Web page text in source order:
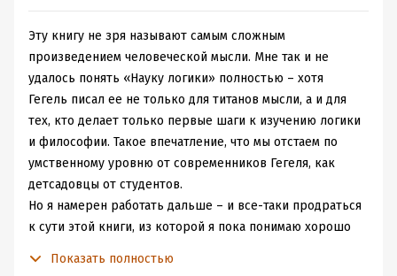
перехода от бытия-в-себе к бытию-для-иного и другим
аспектам, в свое время вызывавшим глубочайший
интерес как у ученых – последователей Гегеля,
создавших целое направление философии, как и у
классиков марксизма-ленинизма, многое
почерпнувших в выстроенной Гегелем философской
системе.
Фактически эта книга стала первой, где были
систематизированы понятия и аспекты существования
человеческого сознания, выстроена вся схема бытия,
категорий. Логическая идея развивается в книге до
Эту книгу не зря называют самым сложным
произведением человеческой мысли. Мне так и не
удалось понять «Науку логики» полностью – хотя
Гегель писал ее не только для титанов мысли, а и для
тех, кто делает только первые шаги к изучению логики
и философии. Такое впечатление, что мы отстаем по
умственному уровню от современников Гегеля, как
детсадовцы от студентов.
Но я намерен работать дальше – и все-таки продраться
к сути этой книги, из которой я пока понимаю хорошо
Показать полностью